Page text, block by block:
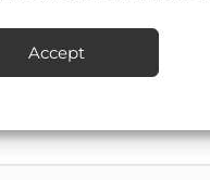
Accept
zijn onder andere
en woonwijken.
voor advies over